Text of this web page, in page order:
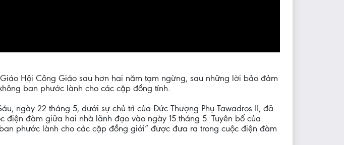
Hội Công Giáo sau hơn hai năm tạm ngừng, sau những lời bảo đảm
ban phước lành cho các cặp đồng tính.
ngày 22 tháng 5, dưới sự chủ trì của Đức Thượng Phụ Tawadros II, đã
đàm giữa hai nhà lãnh đạo vào ngày 15 tháng 5. Tuyên bố của
phước lành cho các cặp đồng giới” được đưa ra trong cuộc điện đàm